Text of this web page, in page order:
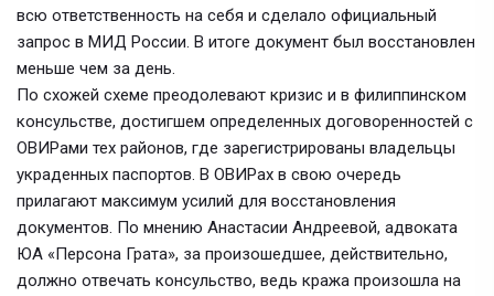
всю ответственность на себя и сделало официальный
запрос в МИД России. В итоге документ был восстановлен
меньше чем за день.
По схожей схеме преодолевают кризис и в филиппинском
консульстве, достигшем определенных договоренностей с
ОВИРами тех районов, где зарегистрированы владельцы
украденных паспортов. В ОВИРах в свою очередь
прилагают максимум усилий для восстановления
документов. По мнению Анастасии Андреевой, адвоката
ЮА «Персона Грата», за произошедшее, действительно,
должно отвечать консульство, ведь кража произошла на